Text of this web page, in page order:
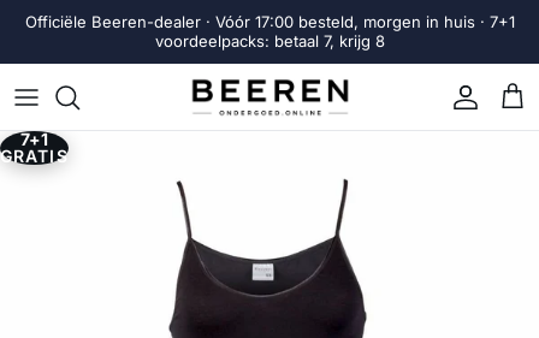
Ga naar inhoud
Officiële Beeren-dealer · Vóór 17:00 besteld, morgen in huis · 7+1
voordeelpacks: betaal 7, krijg 8
Account
Ga direct naar productinformatie
7+1
GRATIS